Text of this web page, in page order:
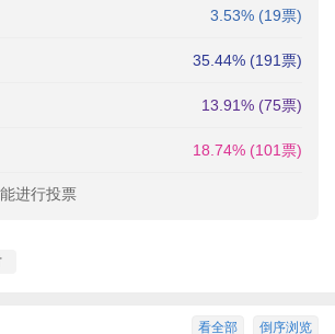
3.53% (19票)
35.44% (191票)
13.91% (75票)
18.74% (101票)
进行投票
倒序浏览
看全部